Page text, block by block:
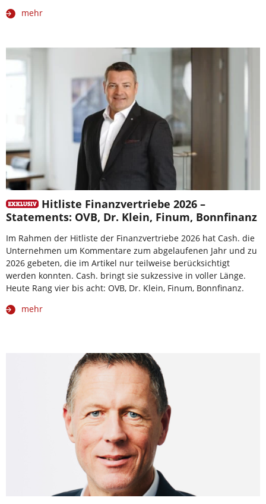
mehr
Hitliste Finanzvertriebe 2026 –
Statements: OVB, Dr. Klein, Finum, Bonnfinanz
Im Rahmen der Hitliste der Finanzvertriebe 2026 hat Cash. die
Unternehmen um Kommentare zum abgelaufenen Jahr und zu
2026 gebeten, die im Artikel nur teilweise berücksichtigt
werden konnten. Cash. bringt sie sukzessive in voller Länge.
Heute Rang vier bis acht: OVB, Dr. Klein, Finum, Bonnfinanz.
mehr